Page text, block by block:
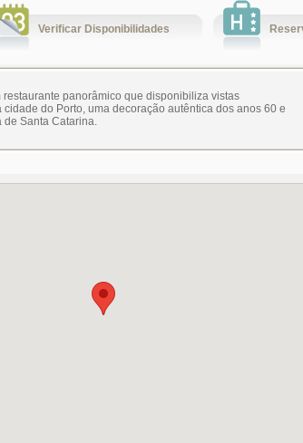
Verificar Disponibilidades
panorâmico que disponibiliza vistas
do Porto, uma decoração autêntica dos anos 60 e
de Santa Catarina.